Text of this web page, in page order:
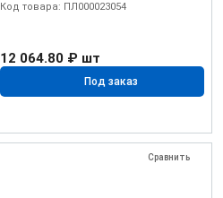
Код товара: ПЛ000023054
12 064.80 ₽ шт
Под заказ
Сравнить